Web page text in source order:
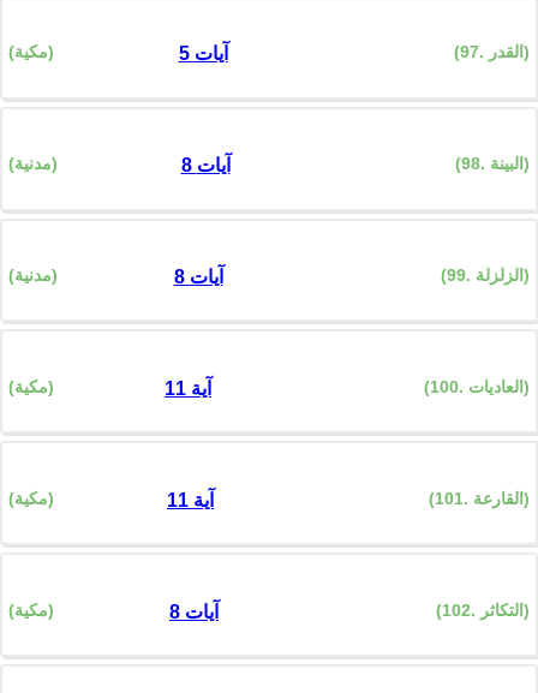
(97. القدر) (مكية) 5 آيات
(98. البينة) (مدنية) 8 آيات
(99. الزلزلة) (مدنية) 8 آيات
(100. العاديات) (مكية) 11 آية
(101. القارعة) (مكية) 11 آية
(102. التكاثر) (مكية) 8 آيات